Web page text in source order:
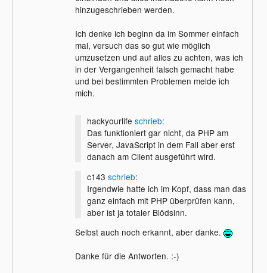
hinzugeschrieben werden.
Ich denke ich beginn da im Sommer einfach
mal, versuch das so gut wie möglich
umzusetzen und auf alles zu achten, was ich
in der Vergangenheit falsch gemacht habe
und bei bestimmten Problemen melde ich
mich.
hackyourlife schrieb:
Das funktioniert gar nicht, da PHP am
Server, JavaScript in dem Fall aber erst
danach am Client ausgeführt wird.
c143 schrieb:
Irgendwie hatte ich im Kopf, dass man das
ganz einfach mit PHP überprüfen kann,
aber ist ja totaler Blödsinn.
Selbst auch noch erkannt, aber danke.
Danke für die Antworten. :-)